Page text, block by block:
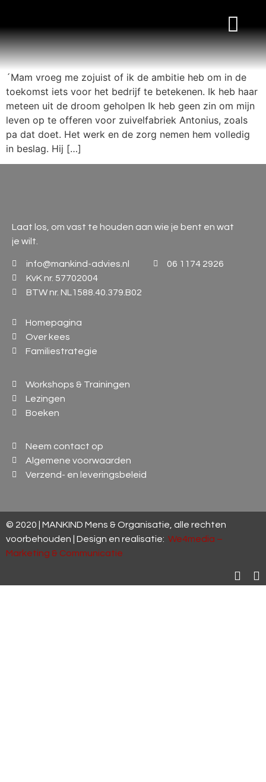
´Mam vroeg me zojuist of ik de ambitie heb om in de
toekomst iets voor het bedrijf te betekenen. Ik heb haar
meteen uit de droom geholpen Ik heb geen zin om mijn
leven op te offeren voor zuivelfabriek Antonius, zoals
pa dat doet. Het werk en de zorg nemen hem volledig
in beslag. Hij […]
Laat los, om vast te houden aan wie je bent en wat
je wilt.
info@mankind-advies.nl
06 1174 2926
KvK nr. 57702004
BTW nr. NL1588.40.379.B02
Homepagina
Over kees
Familiestrategie
Workshops & Trainingen
Lezingen
Boeken
Neem contact op
Algemene voorwaarden
Verzend- en leveringsbeleid
© 2020 | MANKIND Mens & Organisatie, alle rechten
voorbehouden | Design en realisatie: We4media –
Marketing & Communicatie